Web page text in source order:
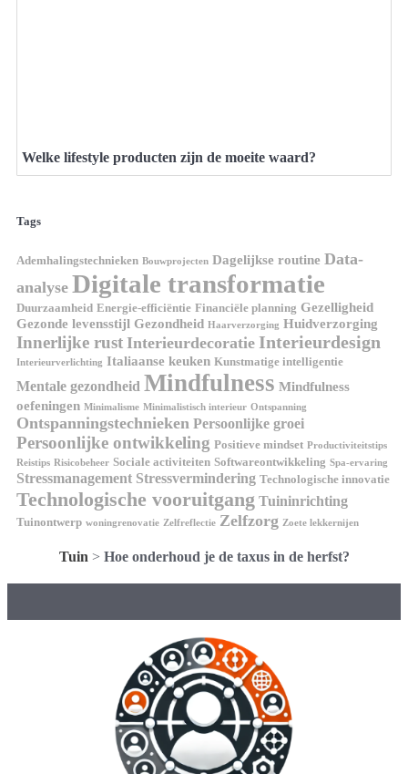
Welke lifestyle producten zijn de moeite waard?
Tags
Ademhalingstechnieken Bouwprojecten Dagelijkse routine Data-
analyse Digitale transformatie
Duurzaamheid Energie-efficiëntie Financiële planning Gezelligheid
Gezonde levensstijl Gezondheid Haarverzorging Huidverzorging
Innerlijke rust Interieurdecoratie Interieurdesign
Interieurverlichting Italiaanse keuken Kunstmatige intelligentie
Mentale gezondheid Mindfulness Mindfulness
oefeningen Minimalisme Minimalistisch interieur Ontspanning
Ontspanningstechnieken Persoonlijke groei
Persoonlijke ontwikkeling Positieve mindset Productiviteitstips
Reistips Risicobeheer Sociale activiteiten Softwareontwikkeling Spa-ervaring
Stressmanagement Stressvermindering Technologische innovatie
Technologische vooruitgang Tuininrichting
Tuinontwerp woningrenovatie Zelfreflectie Zelfzorg Zoete lekkernijen
Tuin > Hoe onderhoud je de taxus in de herfst?